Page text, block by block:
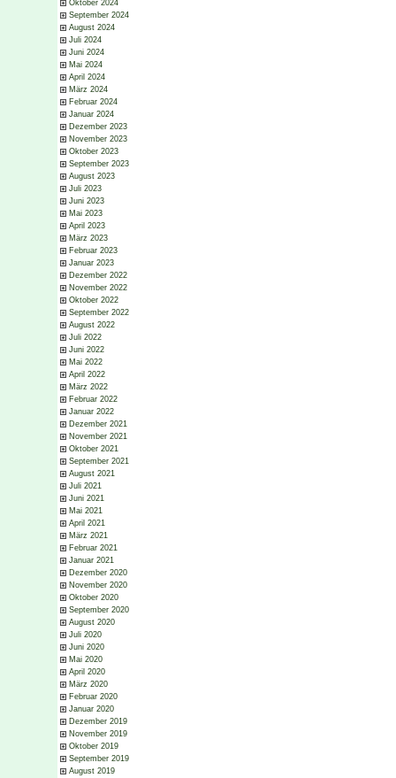
Oktober 2024
September 2024
August 2024
Juli 2024
Juni 2024
Mai 2024
April 2024
März 2024
Februar 2024
Januar 2024
Dezember 2023
November 2023
Oktober 2023
September 2023
August 2023
Juli 2023
Juni 2023
Mai 2023
April 2023
März 2023
Februar 2023
Januar 2023
Dezember 2022
November 2022
Oktober 2022
September 2022
August 2022
Juli 2022
Juni 2022
Mai 2022
April 2022
März 2022
Februar 2022
Januar 2022
Dezember 2021
November 2021
Oktober 2021
September 2021
August 2021
Juli 2021
Juni 2021
Mai 2021
April 2021
März 2021
Februar 2021
Januar 2021
Dezember 2020
November 2020
Oktober 2020
September 2020
August 2020
Juli 2020
Juni 2020
Mai 2020
April 2020
März 2020
Februar 2020
Januar 2020
Dezember 2019
November 2019
Oktober 2019
September 2019
August 2019